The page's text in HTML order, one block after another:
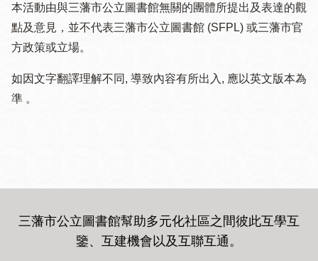
本活動由與三藩市公立圖書館無關的團體所提出及表達的觀
點及意見，並不代表三藩市公立圖書館 (SFPL) 或三藩市官
方政策或立場。
如因文字翻譯理解不同, 導致內容有所出入, 應以英文版本為
準 。
三藩市公立圖書館幫助多元化社區之間彼此互學互
鑒、互建機會以及互聯互通 。